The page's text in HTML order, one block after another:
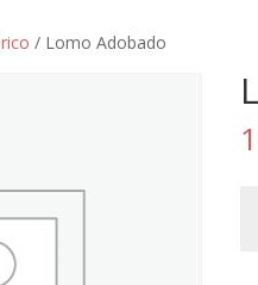
/ Lomo Adobado